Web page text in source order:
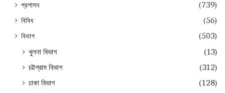
প্রশাসন
(739)
বিবিধ
(56)
বিভাগ
(503)
খুলনা বিভাগ
(13)
চট্টগ্রাম বিভাগ
(312)
ঢাকা বিভাগ
(128)